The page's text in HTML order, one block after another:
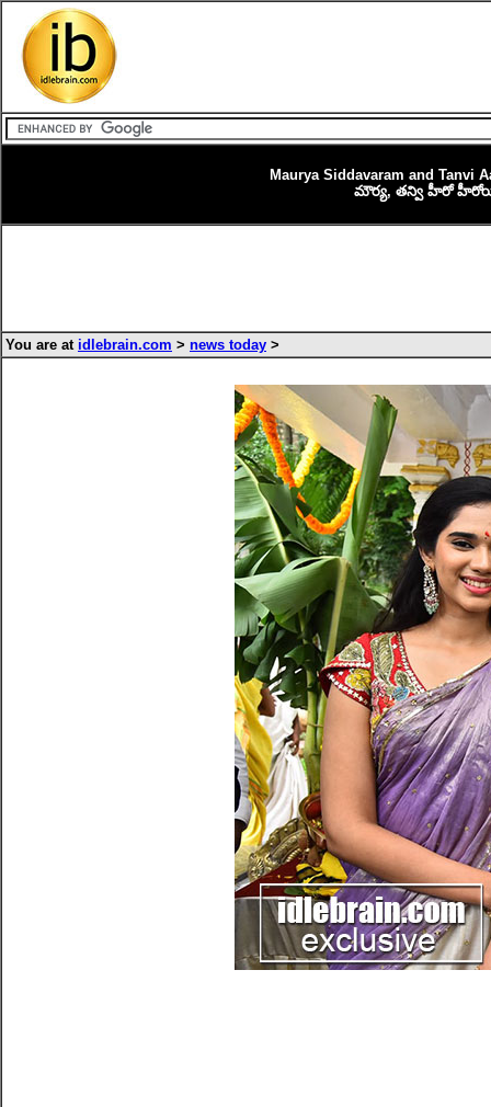
Maurya Siddavaram and Tanvi
మౌర్య‌, త‌న్వి హీరో
You are at idlebrain.com > news today >